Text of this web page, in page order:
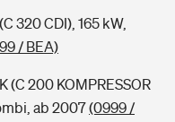
320 CDI), 165 kW,
/ BEA)
(C 200 KOMPRESSOR
ab 2007(0999 /